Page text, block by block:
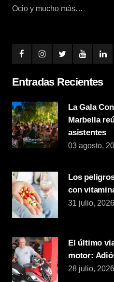
Ocio y mucho más…
Entradas Recientes
La Gala
Marbella
asistentes
03 agosto,
Los
con
31 julio, 2026
El último
motor:
28 julio, 2026